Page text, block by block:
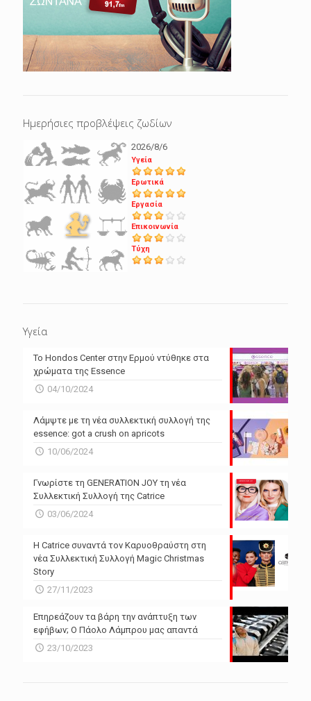
Ημερήσιες προβλέψεις ζωδίων
2026/8/6
Υγεία
Ερωτικά
Εργασία
Επικοινωνία
Τύχη
Υγεία
Το Hondos Center στην Ερμού ντύθηκε στα
χρώματα της Essence
04/10/2024
Λάμψτε με τη νέα συλλεκτική συλλογή της
essence: got a crush on apricots
10/06/2024
Γνωρίστε τη GENERATION JOY τη νέα
Συλλεκτική Συλλογή της Catrice
03/06/2024
Η Catrice συναντά τον Καρυοθραύστη στη
νέα Συλλεκτική Συλλογή Magic Christmas
Story
27/11/2023
Επηρεάζουν τα βάρη την ανάπτυξη των
εφήβων; Ο Πάολο Λάμπρου μας απαντά
23/10/2023